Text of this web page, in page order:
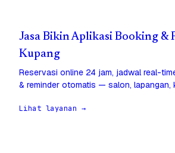
Jasa Bikin Aplikasi Booking &
Kupang
Reservasi online 24 jam, jadwal real-
& reminder otomatis — salon, lapangan,
Lihat layanan →